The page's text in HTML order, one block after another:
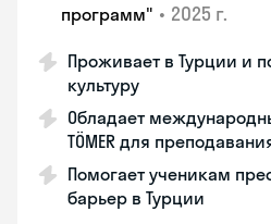
программ" • 2025 г.
Проживает в Турции и
культуру
Обладает
TÖMER для
Помогает ученикам
барьер в Турции